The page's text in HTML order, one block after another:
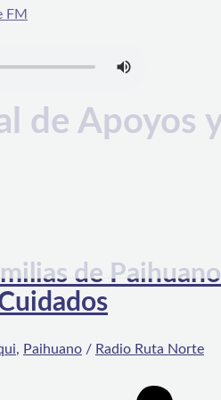
de Apoyos
de
, Paihuano / Radio Ruta Norte